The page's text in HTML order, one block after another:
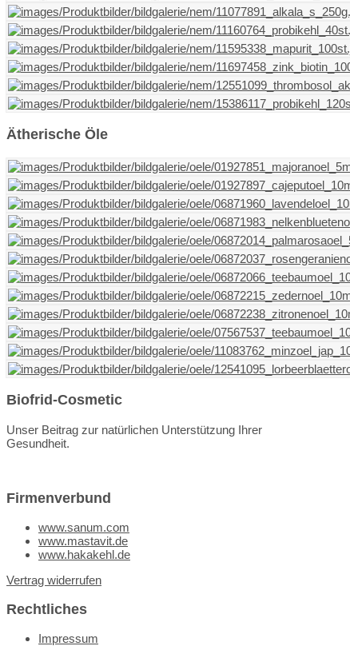
Ätherische Öle
Biofrid-Cosmetic
Unser Beitrag zur natürlichen Unterstützung Ihrer
Gesundheit.
Firmenverbund
www.sanum.com
www.mastavit.de
www.hakakehl.de
Vertrag widerrufen
Rechtliches
Impressum